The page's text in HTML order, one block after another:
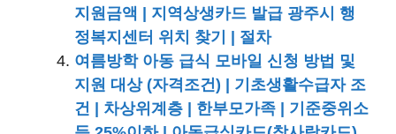
지원금액 | 지역상생카드 발급 광주시 행
정복지센터 위치 찾기 | 절차
여름방학 아동 급식 모바일 신청 방법 및
지원 대상 (자격조건) | 기초생활수급자 조
건 | 차상위계층 | 한부모가족 | 기준중위소